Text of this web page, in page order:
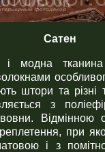
Сатен
модна
штори та різні
з
Відмінною
при
і з